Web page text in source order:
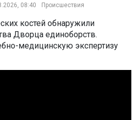
08:40 Происшествия
костей обнаружили
Дворца единоборств.
медицинскую экспертизу